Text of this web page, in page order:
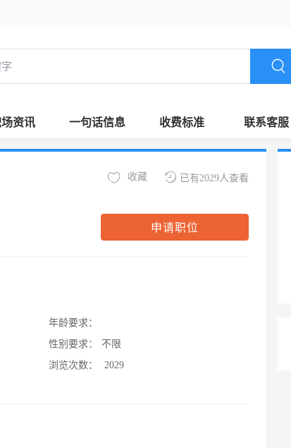
资讯 一句话信息 收费标准 联系客服
已有2029人查看
收藏
申请职位
年龄要求：
性别要求：
不限
浏览次数：
2029